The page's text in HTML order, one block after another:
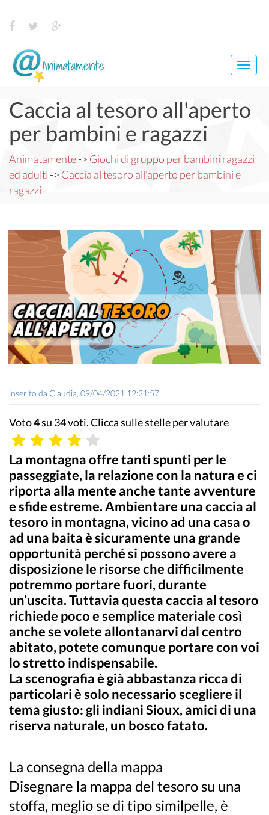
Caccia al tesoro all'aperto
per bambini e ragazzi
Animatamente-> Giochi di gruppo per bambini ragazzi
ed adulti -> Caccia al tesoro all'aperto per bambini e
ragazzi
inserito da Claudia 09/04/2021 12:21:57
Voto4su 34 voti. Clicca sulle stelle per valutare
La montagna offre tanti spunti per le
passeggiate, la relazione con la natura e ci
riporta alla mente anche tante avventure
e sfide estreme. Ambientare una caccia al
tesoro in montagna, vicino ad una casa o
ad una baita è sicuramente una grande
opportunità perché si possono avere a
disposizione le risorse che difficilmente
potremmo portare fuori, durante
un’uscita. Tuttavia questa caccia al tesoro
richiede poco e semplice materiale così
anche se volete allontanarvi dal centro
abitato, potete comunque portare con voi
lo stretto indispensabile.
La scenografia è già abbastanza ricca di
particolari è solo necessario scegliere il
tema giusto: gli indiani Sioux, amici di una
riserva naturale, un bosco fatato.
La consegna della mappa
Disegnare la mappa del tesoro su una
stoffa, meglio se di tipo similpelle, è